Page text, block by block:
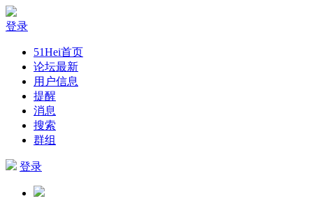
登录
51Hei首页
论坛最新
用户信息
提醒
消息
搜索
群组
登录